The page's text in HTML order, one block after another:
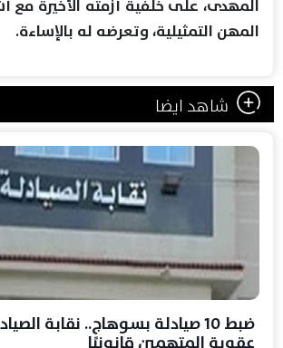
المهدى، على خلفية أزمته الأخيرة
المهن التمثيلية، وتعرضه له بالإساءة.
شاهد ايضا
ضبط 10 صيادلة بسوهاج.. نقابة
عقوبة المتهمين قانونيًا